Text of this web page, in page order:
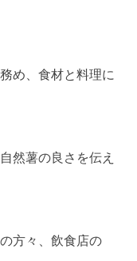
め、食材と料理に
然薯の良さを伝え
方々、飲食店の